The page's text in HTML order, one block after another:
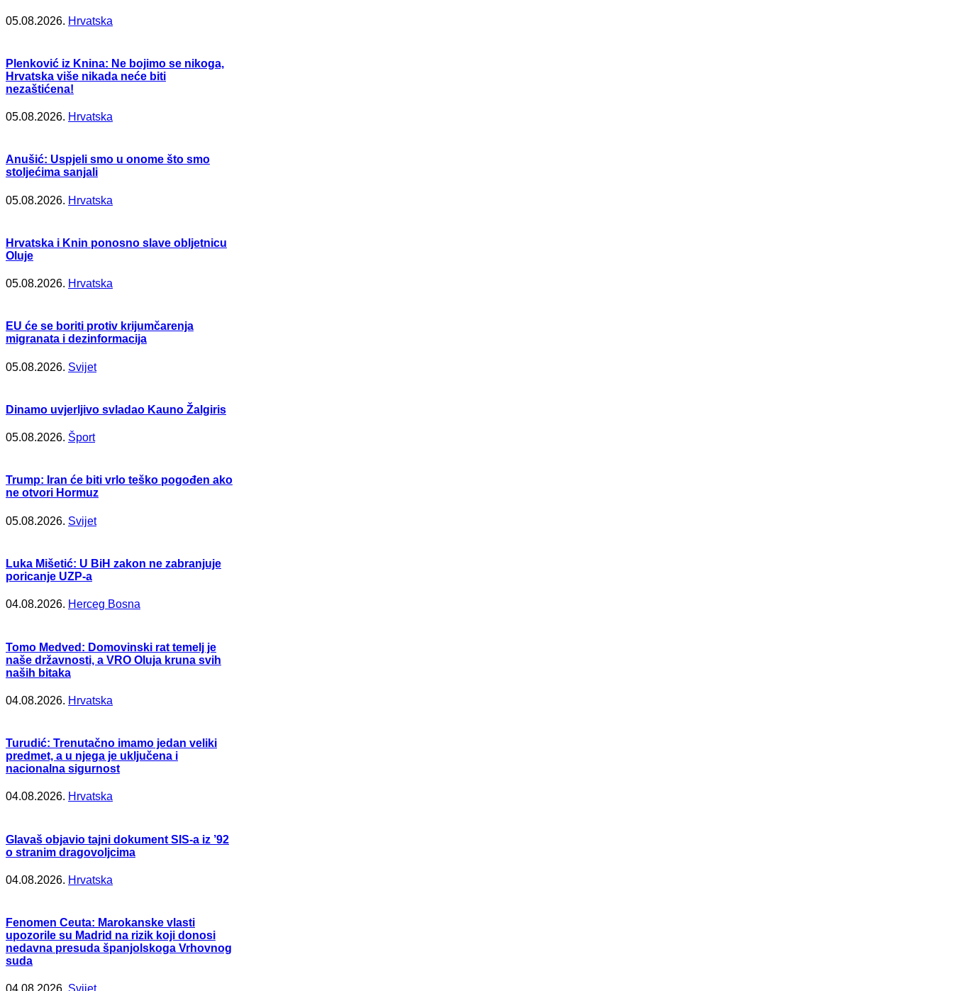
05.08.2026. Hrvatska
Plenković iz Knina: Ne bojimo se nikoga,
Hrvatska više nikada neće biti
nezaštićena!
05.08.2026. Hrvatska
Anušić: Uspjeli smo u onome što smo
stoljećima sanjali
05.08.2026. Hrvatska
Hrvatska i Knin ponosno slave obljetnicu
Oluje
05.08.2026. Hrvatska
EU će se boriti protiv krijumčarenja
migranata i dezinformacija
05.08.2026. Svijet
Dinamo uvjerljivo svladao Kauno Žalgiris
05.08.2026. Šport
Trump: Iran će biti vrlo teško pogođen ako
ne otvori Hormuz
05.08.2026. Svijet
Luka Mišetić: U BiH zakon ne zabranjuje
poricanje UZP-a
04.08.2026. Herceg Bosna
Tomo Medved: Domovinski rat temelj je
naše državnosti, a VRO Oluja kruna svih
naših bitaka
04.08.2026. Hrvatska
Turudić: Trenutačno imamo jedan veliki
predmet, a u njega je uključena i
nacionalna sigurnost
04.08.2026. Hrvatska
Glavaš objavio tajni dokument SIS-a iz ’92
o stranim dragovoljcima
04.08.2026. Hrvatska
Fenomen Ceuta: Marokanske vlasti
upozorile su Madrid na rizik koji donosi
nedavna presuda španjolskoga Vrhovnog
suda